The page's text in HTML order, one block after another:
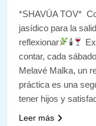
*SHAVÚA TOV*
jasídico para la
reflexionar
🕯
contar, cada
Melavé Malka, un
práctica es una
tener hijos y
Leer más